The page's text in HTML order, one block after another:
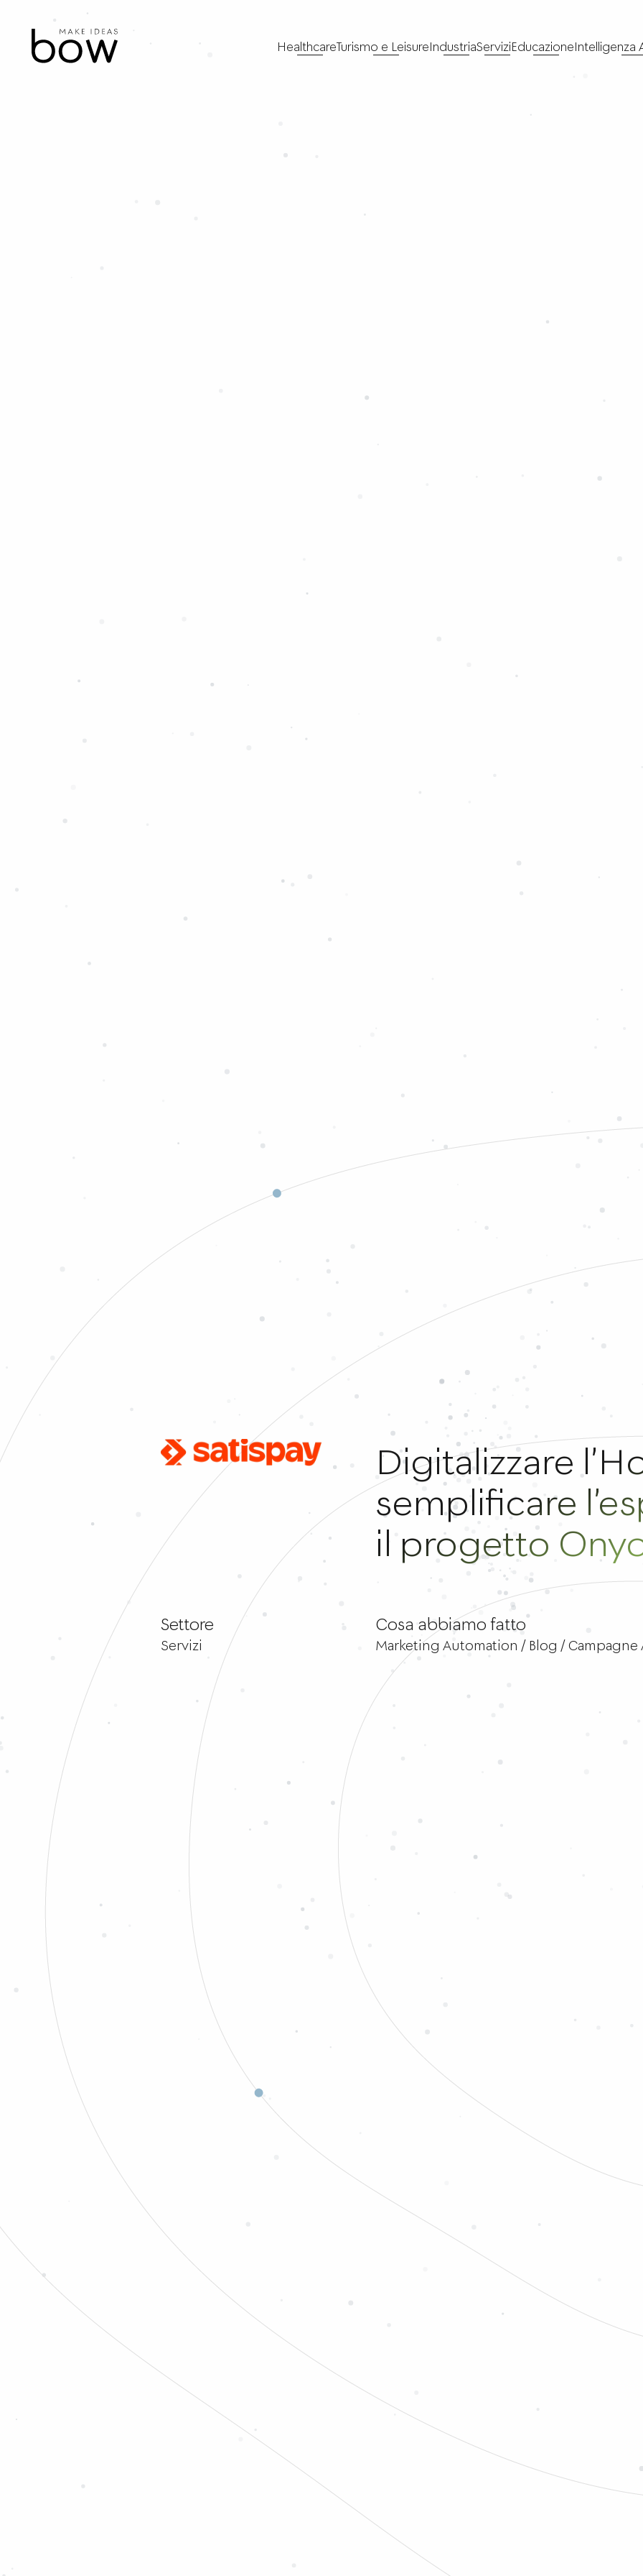
HealthcareTurismo e LeisureIndustriaServiziEducazioneIntelligenza
Digitalizzare
semplificare
il progetto
Settore
Servizi
Cosa abbiamo fatto
Marketing Automation / Blog / Campagne